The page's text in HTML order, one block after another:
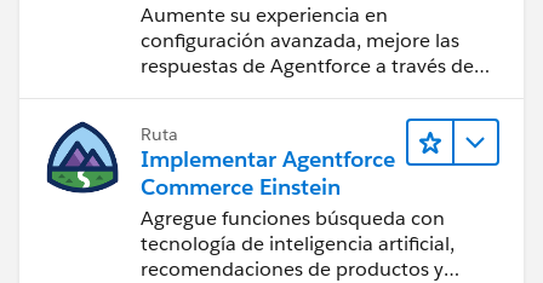
Aumente su experiencia en
configuración avanzada, mejore las
respuestas de Agentforce a través de
Ruta
Implementar Agentforce
Commerce Einstein
Agregue funciones búsqueda con
tecnología de inteligencia artificial,
recomendaciones de productos y